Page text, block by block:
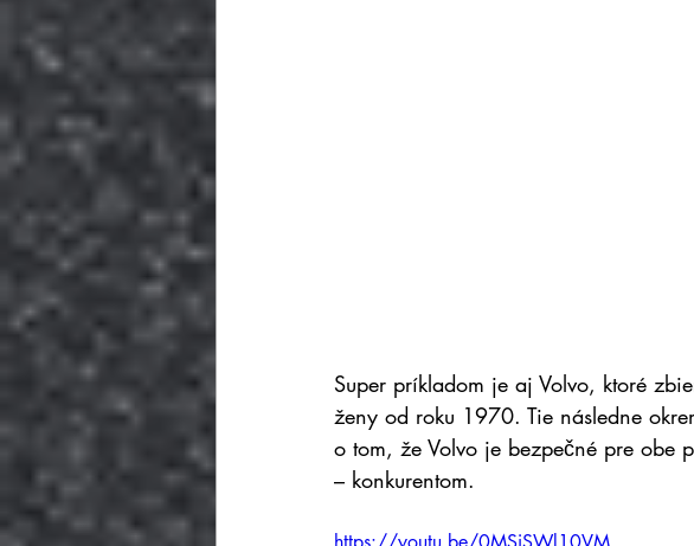
Super príkladom je aj Volvo, ktoré
ženy od roku 1970. Tie následne
o tom, že Volvo je bezpečné pre obe
– konkurentom.